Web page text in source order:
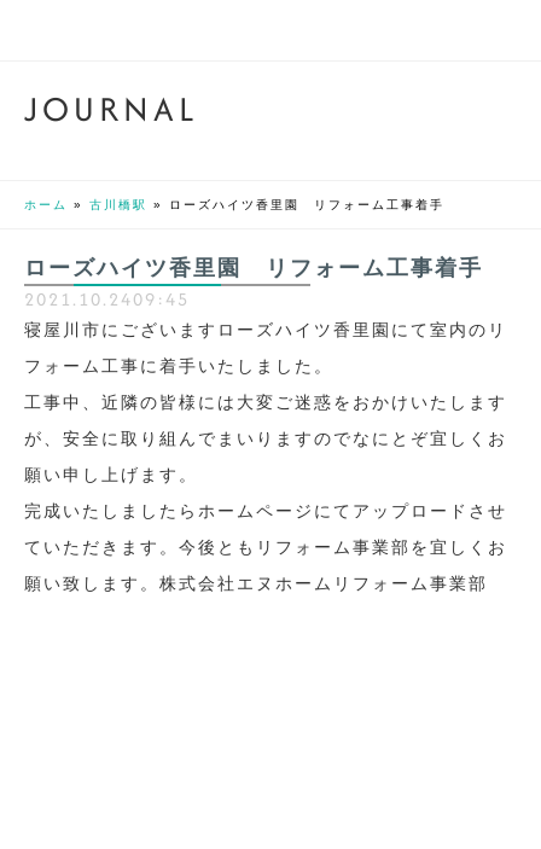
JOU RNAL
ホーム » 古川橋駅 » ローズハイツ香里園 リフォーム工事着手
ローズハイツ香里園 リフォーム工事着手
2021.10.2409:45
寝屋川市にございますローズハイツ香里園にて室内のリ
フォーム工事に着手いたしました。
工事中、近隣の皆様には大変ご迷惑をおかけいたします
が、安全に取り組んでまいりますのでなにとぞ宜しくお
願い申し上げます。
完成いたしましたらホームページにてアップロードさせ
ていただきます。今後ともリフォーム事業部を宜しくお
願い致します。株式会社エヌホームリフォーム事業部